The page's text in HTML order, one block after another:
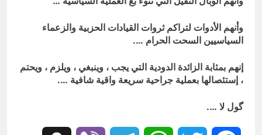
وأنهم الأدوات لتراكم ثروات القيادات الحزبية والزعماء
السياسيين السحت الحرام ….
إنهم بمثابة الزائدة الدودية التي يجب ، وينبغي ، ويلزم ، ويحتم
، إستئصالها بعملية جراحية سريعة واقية شافية ….
گول لا ….